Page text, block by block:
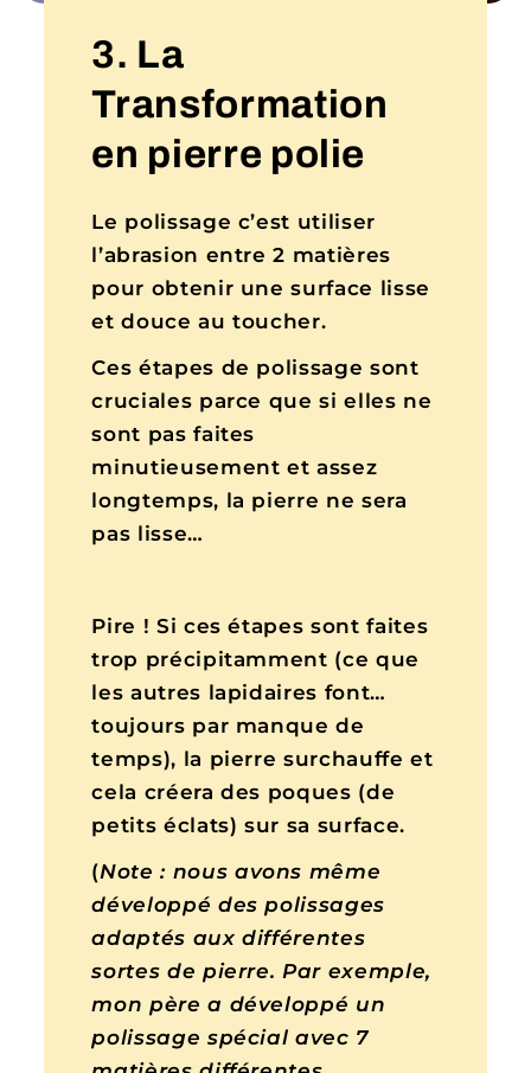
3. La
Transformation
en pierre polie
Le polissage c’est utiliser
l’abrasion entre 2 matières
pour obtenir une surface lisse
et douce au toucher.
Ces étapes de polissage sont
cruciales parce que si elles ne
sont pas faites
minutieusement et assez
longtemps, la pierre ne sera
pas lisse…
Pire ! Si ces étapes sont faites
trop précipitamment (ce que
les autres lapidaires font…
toujours par manque de
temps), la pierre surchauffe et
cela créera des poques (de
petits éclats) sur sa surface.
(Note : nous avons même
développé des polissages
adaptés aux différentes
sortes de pierre. Par exemple,
mon père a développé un
polissage spécial avec 7